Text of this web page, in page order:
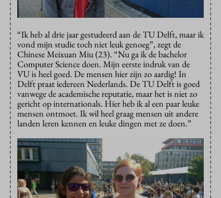
“Ik heb al drie jaar gestudeerd aan de TU Delft, maar ik
vond mijn studie toch niet leuk genoeg”, zegt de
Chinese Meixuan Miu (23). “Nu ga ik de bachelor
Computer Science doen. Mijn eerste indruk van de
VU is heel goed. De mensen hier zijn zo aardig! In
Delft praat iedereen Nederlands. De TU Delft is goed
vanwege de academische reputatie, maar het is niet zo
gericht op internationals. Hier heb ik al een paar leuke
mensen ontmoet. Ik wil heel graag mensen uit andere
landen leren kennen en leuke dingen met ze doen.”